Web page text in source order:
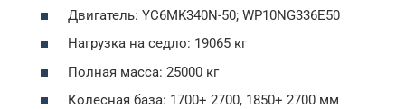
Двигатель: YC6MK340N-50; WP10NG336E50
Нагрузка на седло: 19065 кг
Полная масса: 25000 кг
Колесная база: 1700+ 2700, 1850+ 2700 мм